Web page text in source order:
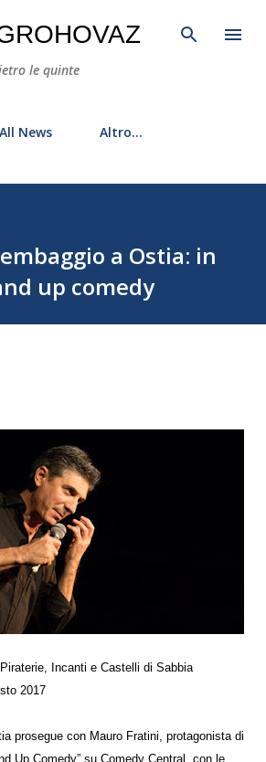
ai contenuti principali
le quinte
All News Altro…
a Ostia: in
up comedy
Piraterie, Incanti e Castelli di Sabbia
2017
prosegue con Mauro Fratini, protagonista di
Up Comedy” su Comedy Central, con le